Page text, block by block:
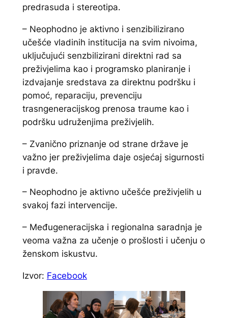
predrasuda i stereotipa.
– Neophodno je aktivno i senzibilizirano
učešće vladinih institucija na svim nivoima,
uključujući senzbilizirani direktni rad sa
preživjelima kao i programsko planiranje i
izdvajanje sredstava za direktnu podršku i
pomoć, reparaciju, prevenciju
trasngeneracijskog prenosa traume kao i
podršku udruženjima preživjelih.
– Zvanično priznanje od strane države je
važno jer preživjelima daje osjećaj sigurnosti
i pravde.
– Neophodno je aktivno učešće preživjelih u
svakoj fazi intervencije.
– Međugeneracijska i regionalna saradnja je
veoma važna za učenje o prošlosti i učenju o
ženskom iskustvu.
Izvor: Facebook